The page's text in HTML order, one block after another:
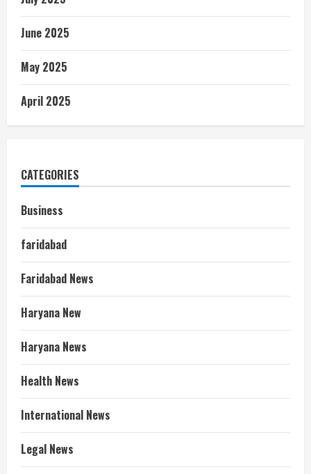
June 2025
May 2025
April 2025
CATEGORIES
Business
faridabad
Faridabad News
Haryana New
Haryana News
Health News
International News
Legal News